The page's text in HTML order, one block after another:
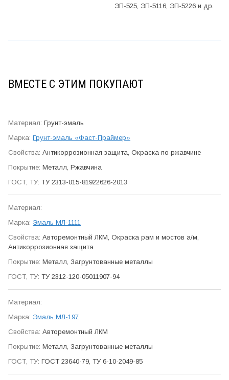
ЭП-525, ЭП-5116, ЭП-5226 и др.
ВМЕСТЕ С ЭТИМ ПОКУПАЮТ
Грунт-эмаль
Грунт-эмаль «Фаст-Праймер»
Антикор­розионная защита, Окраска по ржавчине
Металл, Ржавчина
ТУ 2313-015-81922626-2013
Эмаль МЛ-1111
Авто­ремонтный ЛКМ, Окраска рам и мостов а/м,
Антикор­розионная защита
Металл, Загрунтованные металлы
ТУ 2312-120-05011907-94
Эмаль МЛ-197
Авто­ремонтный ЛКМ
Металл, Загрунтованные металлы
ГОСТ 23640-79, ТУ 6-10-2049-85